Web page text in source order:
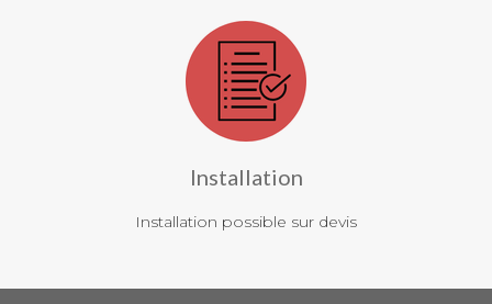
Installation
Installation possible sur devis